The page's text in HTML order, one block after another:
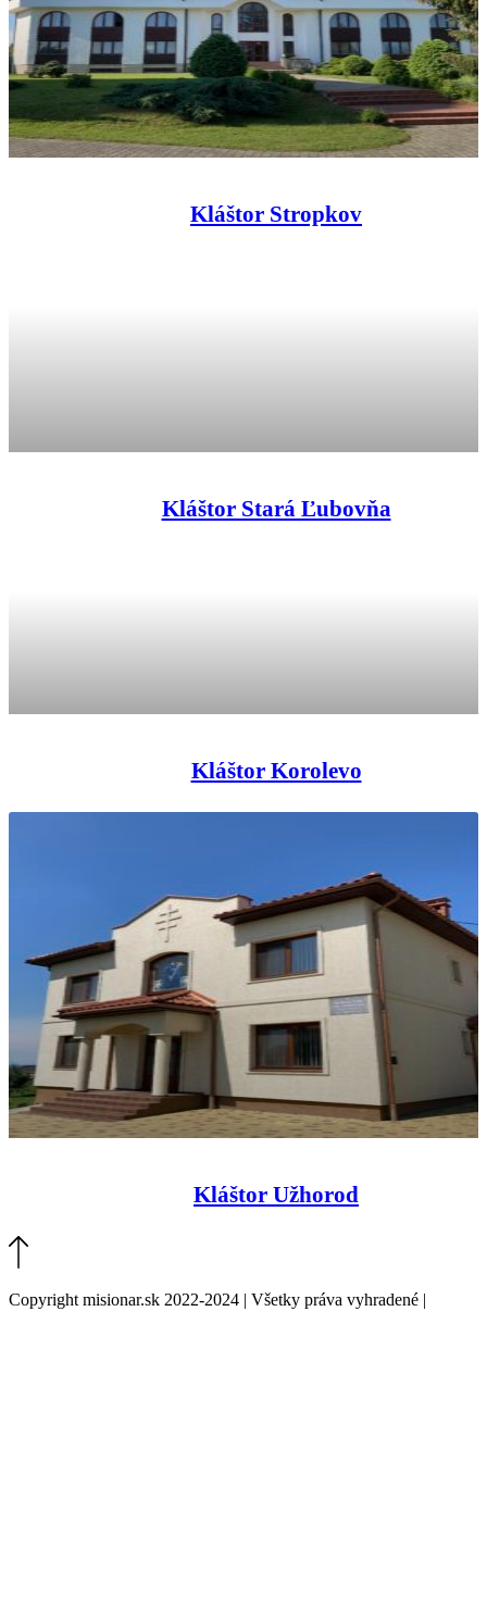
Kláštor Stropkov
Kláštor Stará Ľubovňa
Kláštor Korolevo
Kláštor Užhorod
Copyright misionar.sk 2022-2024 | Všetky práva vyhradené |